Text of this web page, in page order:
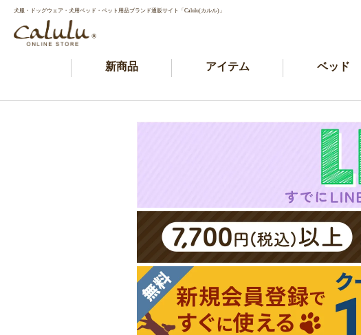
犬服・ドッグウェア・犬用ベッド・ペット用品ブランド通販サイト「Calulu(カルル)」
新商品 アイテム ベッド